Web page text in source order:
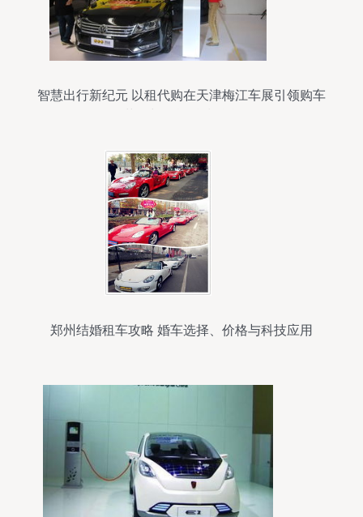
智慧出行新纪元 以租代购在天津梅江车展引领购车
郑州结婚租车攻略 婚车选择、价格与科技应用